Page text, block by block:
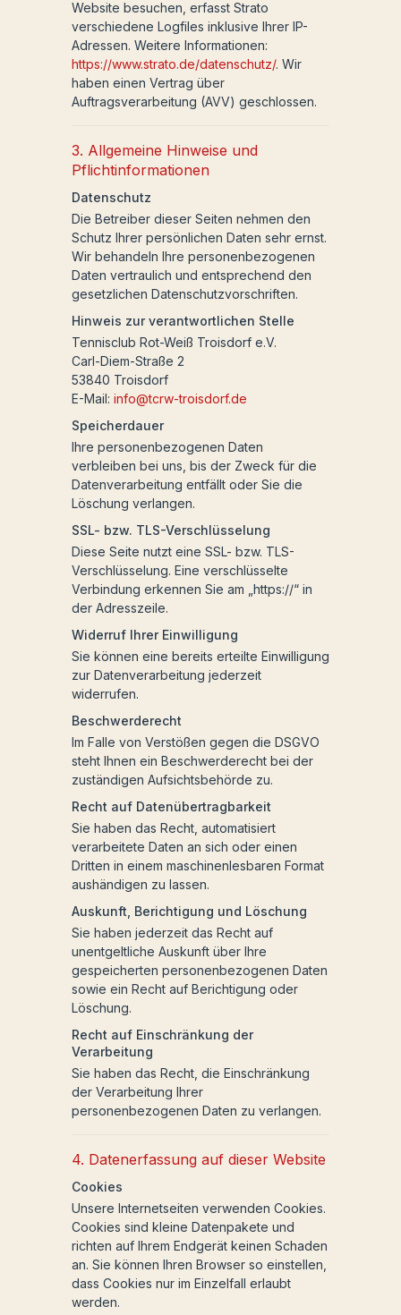
Website besuchen, erfasst Strato
verschiedene Logfiles inklusive Ihrer IP-
Adressen. Weitere Informationen:
https://www.strato.de/datenschutz/. Wir
haben einen Vertrag über
Auftragsverarbeitung (AVV) geschlossen.
3. Allgemeine Hinweise und
Pflichtinformationen
Datenschutz
Die Betreiber dieser Seiten nehmen den
Schutz Ihrer persönlichen Daten sehr ernst.
Wir behandeln Ihre personenbezogenen
Daten vertraulich und entsprechend den
gesetzlichen Datenschutzvorschriften.
Hinweis zur verantwortlichen Stelle
Tennisclub Rot-Weiß Troisdorf e.V.
Carl-Diem-Straße 2
53840 Troisdorf
E-Mail: info@tcrw-troisdorf.de
Speicherdauer
Ihre personenbezogenen Daten
verbleiben bei uns, bis der Zweck für die
Datenverarbeitung entfällt oder Sie die
Löschung verlangen.
SSL- bzw. TLS-Verschlüsselung
Diese Seite nutzt eine SSL- bzw. TLS-
Verschlüsselung. Eine verschlüsselte
Verbindung erkennen Sie am „https://“ in
der Adresszeile.
Widerruf Ihrer Einwilligung
Sie können eine bereits erteilte Einwilligung
zur Datenverarbeitung jederzeit
widerrufen.
Beschwerderecht
Im Falle von Verstößen gegen die DSGVO
steht Ihnen ein Beschwerderecht bei der
zuständigen Aufsichtsbehörde zu.
Recht auf Datenübertragbarkeit
Sie haben das Recht, automatisiert
verarbeitete Daten an sich oder einen
Dritten in einem maschinenlesbaren Format
aushändigen zu lassen.
Auskunft, Berichtigung und Löschung
Sie haben jederzeit das Recht auf
unentgeltliche Auskunft über Ihre
gespeicherten personenbezogenen Daten
sowie ein Recht auf Berichtigung oder
Löschung.
Recht auf Einschränkung der
Verarbeitung
Sie haben das Recht, die Einschränkung
der Verarbeitung Ihrer
personenbezogenen Daten zu verlangen.
4. Datenerfassung auf dieser Website
Cookies
Unsere Internetseiten verwenden Cookies.
Cookies sind kleine Datenpakete und
richten auf Ihrem Endgerät keinen Schaden
an. Sie können Ihren Browser so einstellen,
dass Cookies nur im Einzelfall erlaubt
werden.